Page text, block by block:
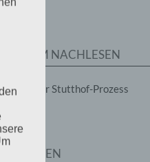
ZUM NACHLESEN
Der Stutthof-Prozess
SEITEN